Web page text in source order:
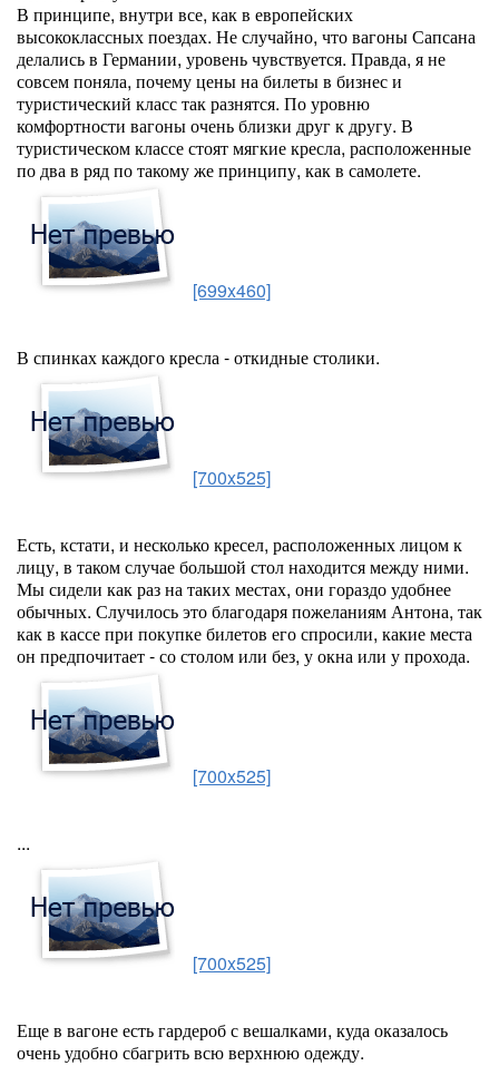
В принципе, внутри все, как в европейских
высококлассных поездах. Не случайно, что вагоны Сапсана
делались в Германии, уровень чувствуется. Правда, я не
совсем поняла, почему цены на билеты в бизнес и
туристический класс так разнятся. По уровню
комфортности вагоны очень близки друг к другу. В
туристическом классе стоят мягкие кресла, расположенные
по два в ряд по такому же принципу, как в самолете.
[699x460]
В спинках каждого кресла - откидные столики.
[700x525]
Есть, кстати, и несколько кресел, расположенных лицом к
лицу, в таком случае большой стол находится между ними.
Мы сидели как раз на таких местах, они гораздо удобнее
обычных. Случилось это благодаря пожеланиям Антона, так
как в кассе при покупке билетов его спросили, какие места
он предпочитает - со столом или без, у окна или у прохода.
[700x525]
...
[700x525]
Еще в вагоне есть гардероб с вешалками, куда оказалось
очень удобно сбагрить всю верхнюю одежду.